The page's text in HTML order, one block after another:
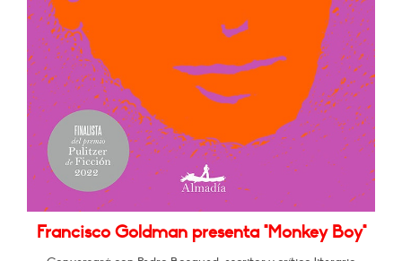
Francisco Goldman presenta "Monkey Boy"